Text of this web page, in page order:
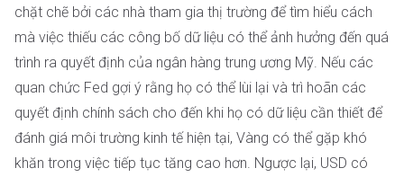
chặt chẽ bởi các nhà tham gia thị trường để tìm hiểu cách
mà việc thiếu các công bố dữ liệu có thể ảnh hưởng đến quá
trình ra quyết định của ngân hàng trung ương Mỹ. Nếu các
quan chức Fed gợi ý rằng họ có thể lùi lại và trì hoãn các
quyết định chính sách cho đến khi họ có dữ liệu cần thiết để
đánh giá môi trường kinh tế hiện tại, Vàng có thể gặp khó
khăn trong việc tiếp tục tăng cao hơn. Ngược lại, USD có